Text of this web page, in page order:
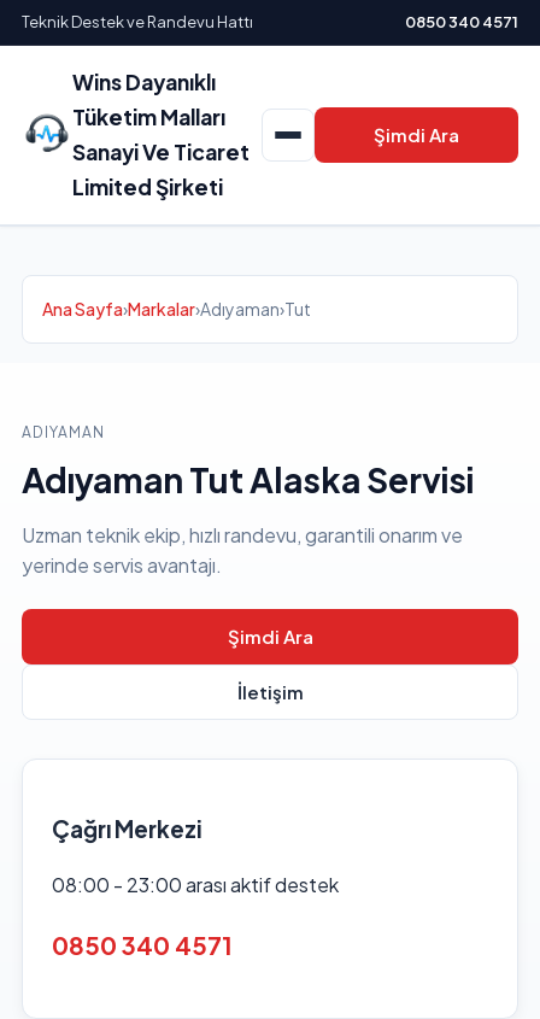
Teknik Destek ve Randevu Hattı 0850 340 4571
Wins Dayanıklı
Tüketim Malları
Sanayi Ve Ticaret
Limited Şirketi
Şimdi Ara
Ana Sayfa›Markalar›Adıyaman›Tut
ADIYAMAN
Adıyaman Tut Alaska Servisi
Uzman teknik ekip, hızlı randevu, garantili onarım ve
yerinde servis avantajı.
Şimdi Ara
İletişim
Çağrı Merkezi
08:00 - 23:00 arası aktif destek
0850 340 4571